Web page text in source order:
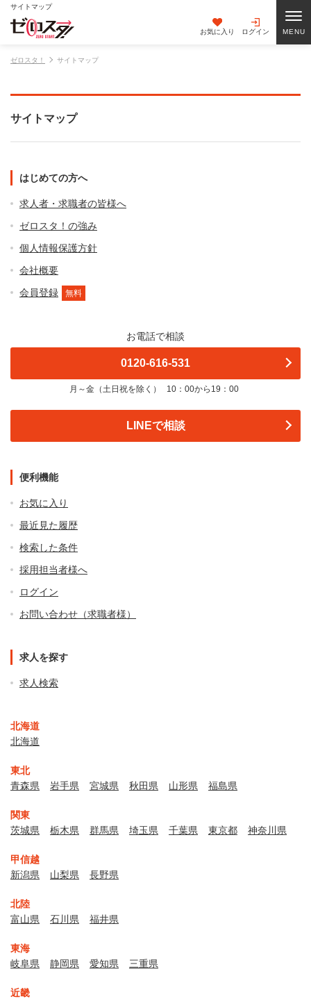
サイトマップ
お気に入り ログイン
ゼロスタ！ サイトマップ
サイトマップ
はじめての方へ
求人者・求職者の皆様へ
ゼロスタ！の強み
個人情報保護方針
会社概要
会員登録
無料
お電話で相談
0120-616-531
月～金（土日祝を除く） 10：00から19：00
LINEで相談
便利機能
お気に入り
最近見た履歴
検索した条件
採用担当者様へ
ログイン
お問い合わせ（求職者様）
求人を探す
求人検索
北海道
北海道
東北
青森県
岩手県 宮城県 秋田県 山形県 福島県
関東
茨城県
栃木県 群馬県 埼玉県 千葉県 東京都 神奈川県
甲信越
新潟県
山梨県 長野県
北陸
富山県
石川県 福井県
東海
岐阜県
静岡県 愛知県 三重県
近畿